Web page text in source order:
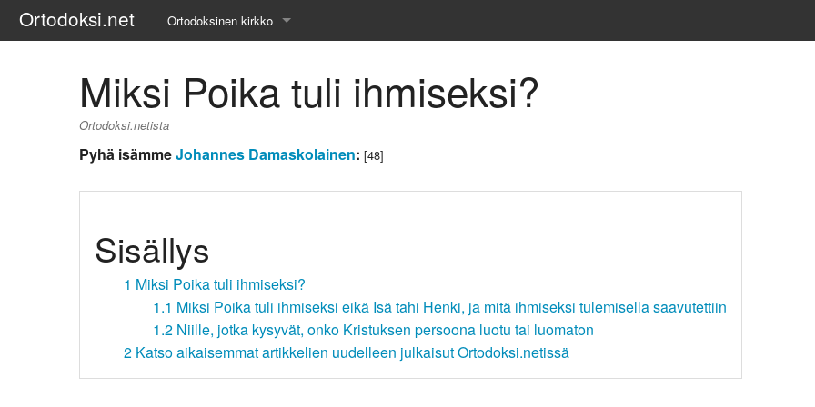
Ortodoksi.net Ortodoksinen kirkko
Liturgiset tekstit
Uskonoppi
Kirkkotaide
Pyhät ihmiset
Miksi Poika tuli ihmiseksi?
Ortodoksi.netista
Pyhä isämmeJohannes Damaskolainen: [48]
Sisällys
1 Miksi Poika tuli ihmiseksi?
1.1 Miksi Poika tuli ihmiseksi eikä Isä tahi Henki, ja mitä ihmiseksi tulemisella saavutettiin
1.2 Niille, jotka kysyvät, onko Kristuksen persoona luotu tai luomaton
2 Katso aikaisemmat artikkelien uudelleen julkaisut Ortodoksi.netissä